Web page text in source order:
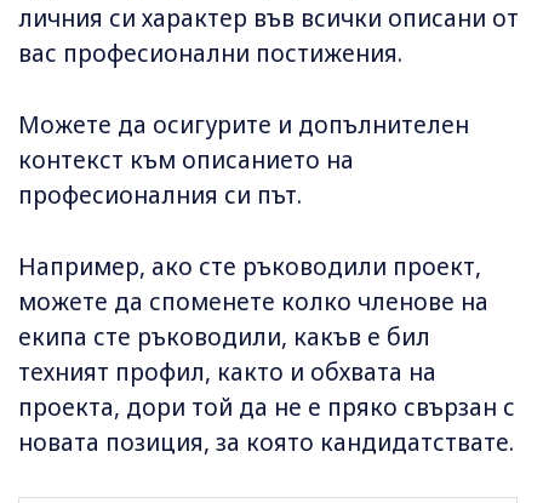
личния си характер във всички описани от
вас професионални постижения.
Можете да осигурите и допълнителен
контекст към описанието на
професионалния си път.
Например, ако сте ръководили проект,
можете да споменете колко членове на
екипа сте ръководили, какъв е бил
техният профил, както и обхвата на
проекта, дори той да не е пряко свързан с
новата позиция, за която кандидатствате.